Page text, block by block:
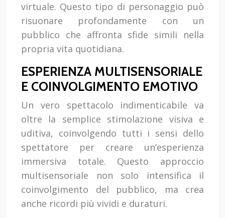
virtuale. Questo tipo di personaggio può
risuonare profondamente con un
pubblico che affronta sfide simili nella
propria vita quotidiana.
ESPERIENZA MULTISENSORIALE
E COINVOLGIMENTO EMOTIVO
Un vero spettacolo indimenticabile va
oltre la semplice stimolazione visiva e
uditiva, coinvolgendo tutti i sensi dello
spettatore per creare un’esperienza
immersiva totale. Questo approccio
multisensoriale non solo intensifica il
coinvolgimento del pubblico, ma crea
anche ricordi più vividi e duraturi.